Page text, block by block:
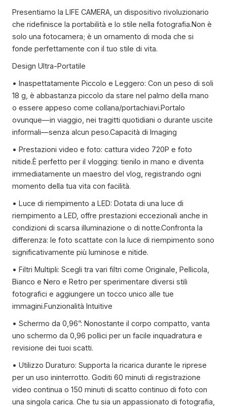
Presentiamo la LIFE CAMERA, un dispositivo rivoluzionario
che ridefinisce la portabilità e lo stile nella fotografia.Non è
solo una fotocamera; è un ornamento di moda che si
fonde perfettamente con il tuo stile di vita.
Design Ultra-Portatile
• Inaspettatamente Piccolo e Leggero: Con un peso di soli
18 g, è abbastanza piccolo da stare nel palmo della mano
o essere appeso come collana/portachiavi.Portalo
ovunque—in viaggio, nei tragitti quotidiani o durante uscite
informali—senza alcun peso.Capacità di Imaging
• Prestazioni video e foto: cattura video 720P e foto
nitide.È perfetto per il vlogging: tienilo in mano e diventa
immediatamente un maestro del vlog, registrando ogni
momento della tua vita con facilità.
• Luce di riempimento a LED: Dotata di una luce di
riempimento a LED, offre prestazioni eccezionali anche in
condizioni di scarsa illuminazione o di notte.Confronta la
differenza: le foto scattate con la luce di riempimento sono
significativamente più luminose e nitide.
• Filtri Multipli: Scegli tra vari filtri come Originale, Pellicola,
Bianco e Nero e Retro per sperimentare diversi stili
fotografici e aggiungere un tocco unico alle tue
immagini.Funzionalità Intuitive
• Schermo da 0,96”: Nonostante il corpo compatto, vanta
uno schermo da 0,96 pollici per un facile inquadratura e
revisione dei tuoi scatti.
• Utilizzo Duraturo: Supporta la ricarica durante le riprese
per un uso ininterrotto. Goditi 60 minuti di registrazione
video continua o 150 minuti di scatto continuo di foto con
una singola carica. Che tu sia un appassionato di fotografia,